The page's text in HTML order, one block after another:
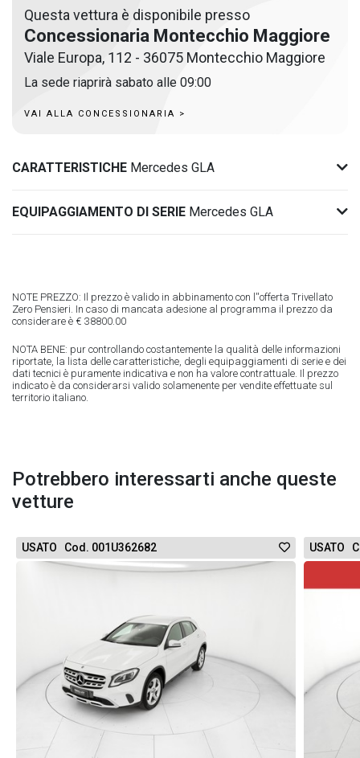
Questa vettura è disponibile presso
Concessionaria Montecchio Maggiore
Viale Europa, 112 - 36075 Montecchio Maggiore
La sede riaprirà sabato alle 09:00
VAI ALLA CONCESSIONARIA >
CARATTERISTICHE Mercedes GLA
EQUIPAGGIAMENTO DI SERIE Mercedes GLA
NOTE PREZZO: Il prezzo è valido in abbinamento con l''offerta Trivellato
Zero Pensieri. In caso di mancata adesione al programma il prezzo da
considerare è € 38800.00
NOTA BENE: pur controllando costantemente la qualità delle informazioni
riportate, la lista delle caratteristiche, degli equipaggiamenti di serie e dei
dati tecnici è puramente indicativa e non ha valore contrattuale. Il prezzo
indicato è da considerarsi valido solamenente per vendite effettuate sul
territorio italiano.
Potrebbero interessarti anche queste
vetture
USATO Cod. 001U362682 USATO